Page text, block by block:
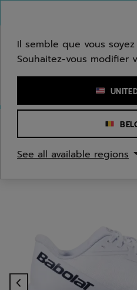
Saisir un mot clé ou un
Il semble que vous
Souhaitez-vous modifier
See all available regions